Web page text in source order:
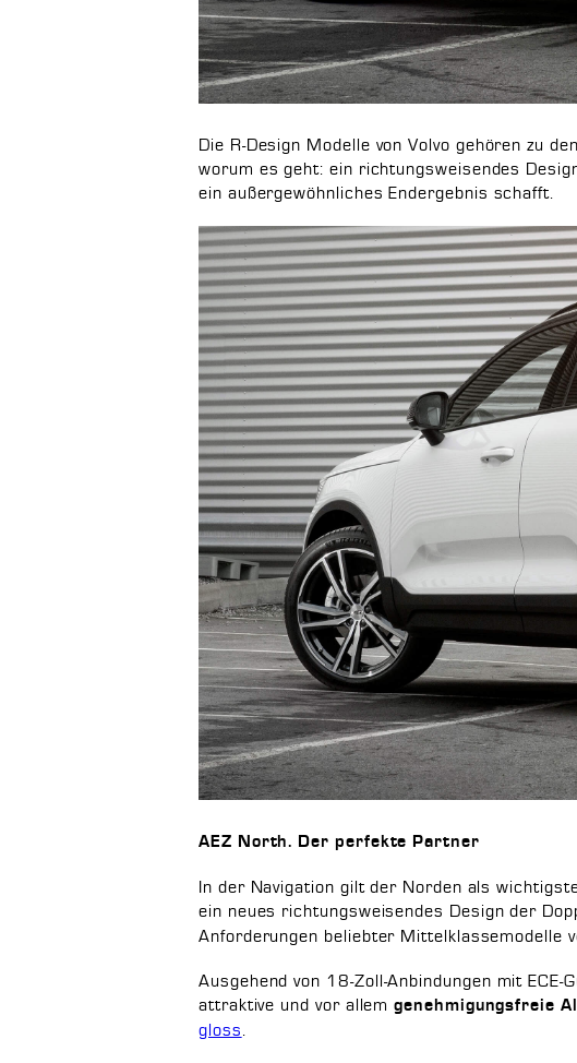
Die R-Design Modelle von Volvo gehören zu
worum es geht: ein richtungsweisendes
ein außergewöhnliches Endergebnis schafft.
AEZ North. Der perfekte Partner
In der Navigation gilt der Norden als
ein neues richtungsweisendes Design der
Anforderungen beliebter Mittelklassemodelle
Ausgehend von 18-Zoll-Anbindungen mit
attraktive und vor allemgenehmigungsfreie
gloss.